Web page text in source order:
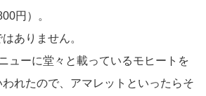
円）。
ありません。
ューに堂々と載っているモヒートを
れたので、アマレットといったらそ